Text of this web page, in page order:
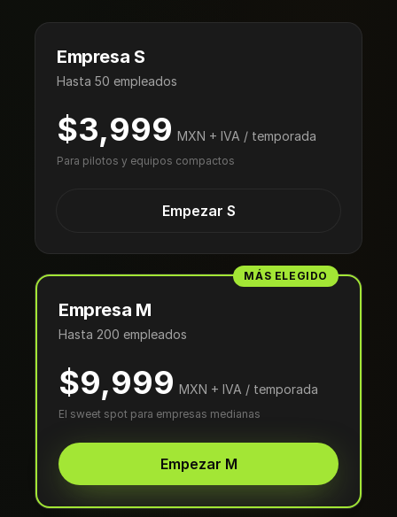
Empresa S
Hasta 50 empleados
$3,999 MXN + IVA / temporada
Para pilotos y equipos compactos
Empezar S
MÁS ELEGIDO
Empresa M
Hasta 200 empleados
$9,999 MXN + IVA / temporada
El sweet spot para empresas medianas
Empezar M